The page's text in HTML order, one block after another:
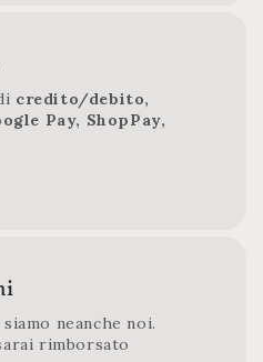
credito/debito,
Pay, ShopPay,
neanche noi.
rimborsato